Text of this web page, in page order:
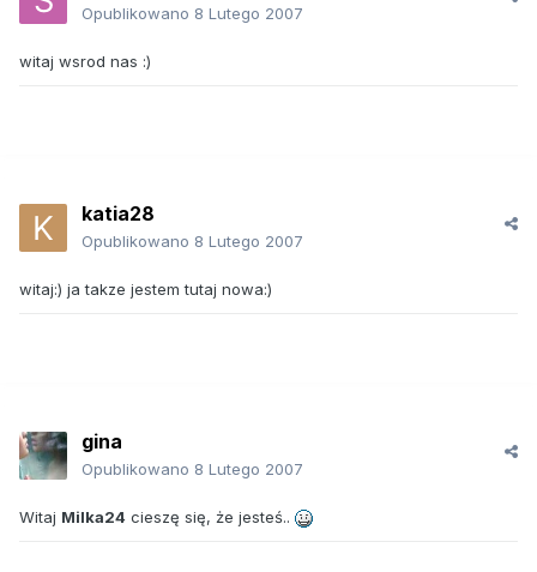
Opublikowano 8 Lutego 2007
witaj wsrod nas :)
katia28
Opublikowano 8 Lutego 2007
witaj:) ja takze jestem tutaj nowa:)
gina
Opublikowano 8 Lutego 2007
Witaj Milka24 cieszę się, że jesteś..